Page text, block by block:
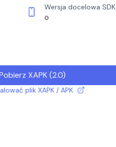
Wersja docelowa SDK
0
XAPK(2.0)
plik XAPK / APK